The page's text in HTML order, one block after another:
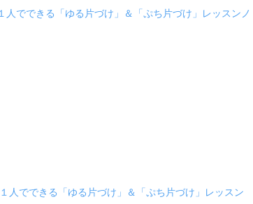
でできる「ゆる片づけ」＆「ぷち片づけ」レッスンノ
人でできる「ゆる片づけ」＆「ぷち片づけ」レッスン